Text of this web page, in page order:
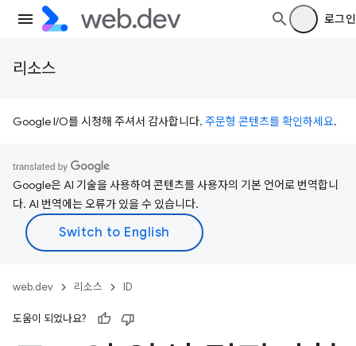
로그인
리소스
Google I/O를 시청해 주셔서 감사합니다. 주문형 콘텐츠를 확인하세요.
Google은 AI 기술을 사용하여 콘텐츠를 사용자의 기본 언어로 번역합니
다. AI 번역에는 오류가 있을 수 있습니다.
web.dev 리소스 ID
도움이 되었나요?